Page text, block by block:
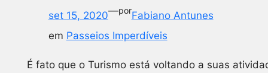
set 15, 2020—porFabiano Antunes
em Passeios Imperdíveis
É fato que o Turismo está voltando a suas